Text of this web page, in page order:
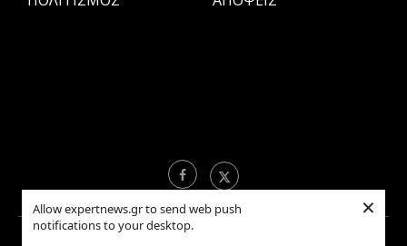
Allow expertnews.gr to send web push
notifications to your desktop.
×